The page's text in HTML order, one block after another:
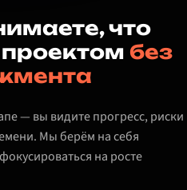
что
без
— вы видите прогресс, риски
Мы берём на себя
на росте